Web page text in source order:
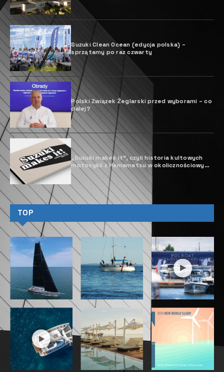
Suzuki Clean Ocean (edycja polska) –
sprzątamy po raz czwarty
Polski Związek Żeglarski przed wyborami – co
dalej?
„Suzuki makes it”, czyli historia kultowych
motocykli z Hamamatsu w okolicznościowym
albumie
TOP